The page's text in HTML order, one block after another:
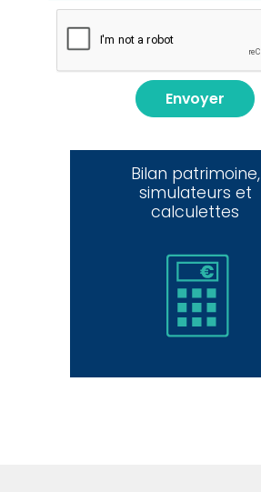
Envoyer
Bilan patrimoine,
simulateurs et
calculettes